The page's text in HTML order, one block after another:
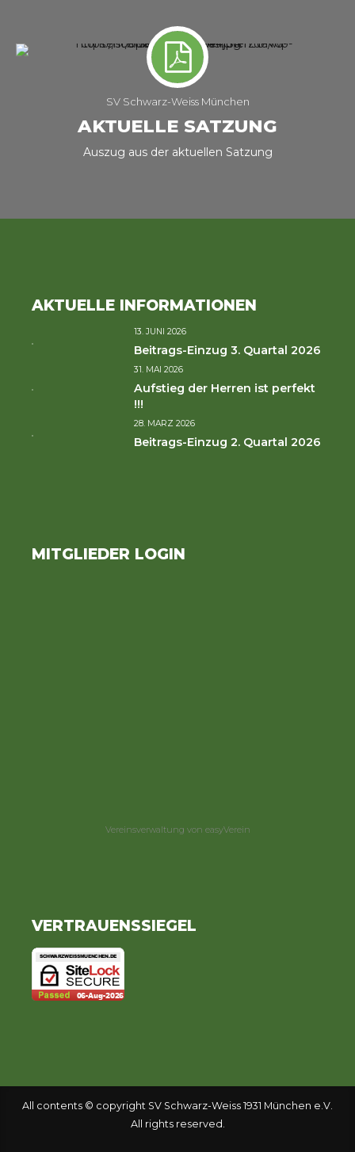
SV Schwarz-Weiss München
AKTUELLE SATZUNG
Auszug aus der aktuellen Satzung
AKTUELLE INFORMATIONEN
13. JUNI 2026
Beitrags-Einzug 3. Quartal 2026
31. MAI 2026
Aufstieg der Herren ist perfekt
!!!
28. MÄRZ 2026
Beitrags-Einzug 2. Quartal 2026
MITGLIEDER LOGIN
Vereinsverwaltung von easyVerein
VERTRAUENSSIEGEL
All contents © copyright SV Schwarz-Weiss 1931 München e.V.
All rights reserved.